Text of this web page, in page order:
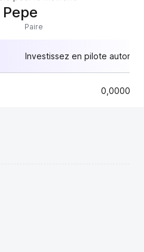
Paire
Investissez en pilote